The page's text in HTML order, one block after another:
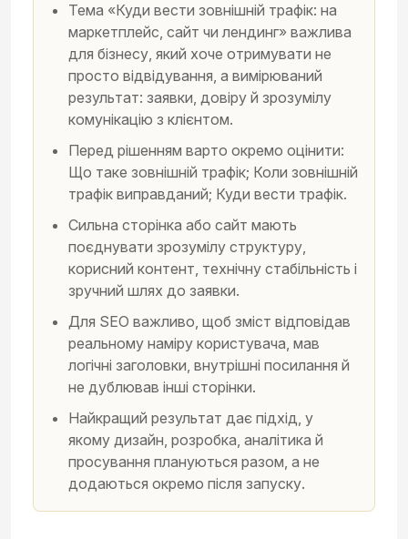
Тема «Куди вести зовнішній трафік: на
маркетплейс, сайт чи лендинг» важлива
для бізнесу, який хоче отримувати не
просто відвідування, а вимірюваний
результат: заявки, довіру й зрозумілу
комунікацію з клієнтом.
Перед рішенням варто окремо оцінити:
Що таке зовнішній трафік; Коли зовнішній
трафік виправданий; Куди вести трафік.
Сильна сторінка або сайт мають
поєднувати зрозумілу структуру,
корисний контент, технічну стабільність і
зручний шлях до заявки.
Для SEO важливо, щоб зміст відповідав
реальному наміру користувача, мав
логічні заголовки, внутрішні посилання й
не дублював інші сторінки.
Найкращий результат дає підхід, у
якому дизайн, розробка, аналітика й
просування плануються разом, а не
додаються окремо після запуску.